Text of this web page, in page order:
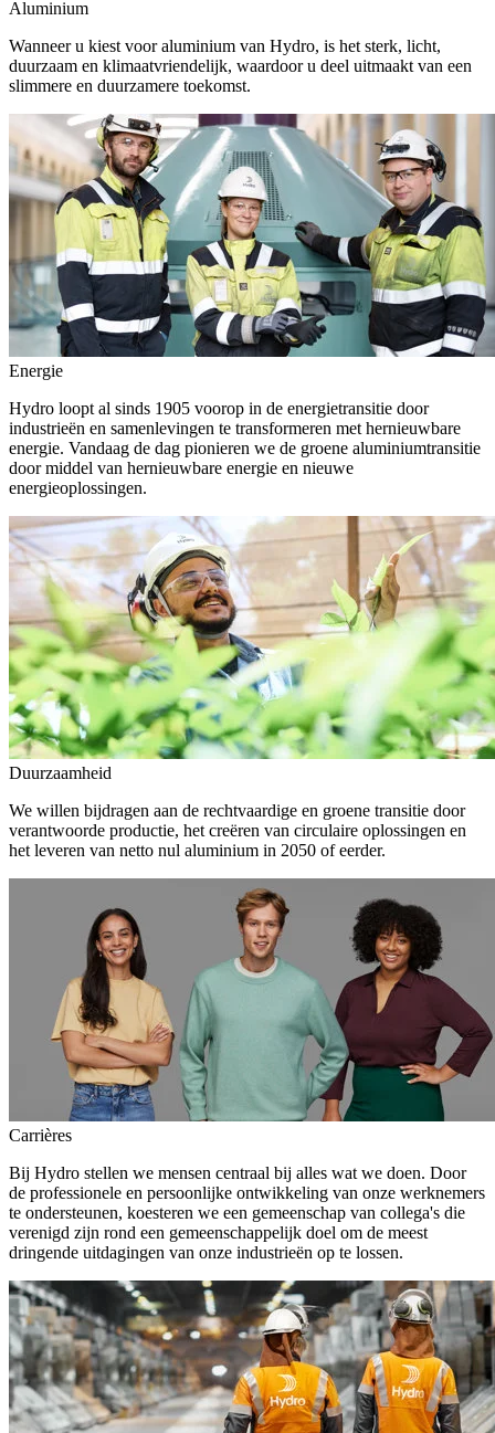
Aluminium
Wanneer u kiest voor aluminium van Hydro, is het sterk, licht,
duurzaam en klimaatvriendelijk, waardoor u deel uitmaakt van een
slimmere en duurzamere toekomst.
Energie
Hydro loopt al sinds 1905 voorop in de energietransitie door
industrieën en samenlevingen te transformeren met hernieuwbare
energie. Vandaag de dag pionieren we de groene aluminiumtransitie
door middel van hernieuwbare energie en nieuwe
energieoplossingen.
Duurzaamheid
We willen bijdragen aan de rechtvaardige en groene transitie door
verantwoorde productie, het creëren van circulaire oplossingen en
het leveren van netto nul aluminium in 2050 of eerder.
Carrières
Bij Hydro stellen we mensen centraal bij alles wat we doen. Door
de professionele en persoonlijke ontwikkeling van onze werknemers
te ondersteunen, koesteren we een gemeenschap van collega's die
verenigd zijn rond een gemeenschappelijk doel om de meest
dringende uitdagingen van onze industrieën op te lossen.